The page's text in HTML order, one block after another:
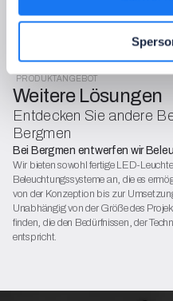
PRODUKTANGEBOT
Weitere Lösungen
Entdecken Sie andere
Bergmen
Bei Bergmen entwerfen wir
Wir bieten sowohl fertige LED-
Beleuchtungssysteme an, die es
von der Konzeption bis zur
Unabhängig von der Größe des
finden, die den Bedürfnissen, der
entspricht.